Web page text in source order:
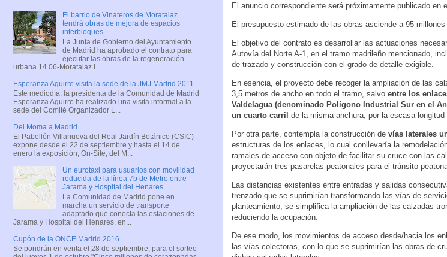
El anuncio correspondiente será próximamente publicado en
El presupuesto estimado de las obras asciende a 95 millones
El objetivo del contrato es desarrollar las actuaciones
Autovía del Norte A-1, en el tramo madrileño mencionado,
de trazado y construcción con el grado de detalle exigible.
En esencia, el proyecto debe recoger la ampliación de las
3,5 metros de ancho en todo el tramo, salvo entre los
Valdelagua (denominado Polígono Industrial Sur en el
un cuarto carril de la misma anchura, por la escasa longitud
Por otra parte, contempla la construcción de vías laterales
estructuras de los enlaces, lo cual conllevaría la
ramales de acceso con objeto de facilitar su cruce con las
proyectarán tres pasarelas peatonales para el tránsito
Las distancias existentes entre entradas y salidas
trenzado que se suprimirían transformando las vías de
planteamiento, se simplifica la ampliación de las calzadas
reduciendo la ocupación.
De ese modo, los movimientos de acceso desde/hacia los
las vías colectoras, con lo que se suprimirían las obras de
El barrio de Vinateros de Moratalaz
tendrá obras de mejora de espacios
interbloques
La Junta de Gobierno del Ayuntamiento
de Madrid ha aprobado el contrato para
ejecutar las obras de la regeneración
urbana 14.06-Moratalaz I...
Esperanza Aguirre visita la sede de la JMJ Madrid 2011
Este mediodía, la presidenta de la Comunidad de Madrid
Esperanza Aguirre ha realizado una visita informal a la
sede del Comité Organizador L...
Del Moma a Madrid
El Pabellón Villanueva del Real Jardín Botánico (CSIC)
expone desde el 22 de septiembre y hasta el 14 de
enero la exposición, On-Site, del M...
Un eurotaxi para usuarios con movilidad
reducida de la línea 7b de Metro entre
Jarama y Hospital del Henares
La Comunidad de Madrid pone en
marcha un servicio de transporte
adaptado que conecta las estaciones de
Jarama y Hospital del Henares, en...
Cupón de la ONCE Madrid 2016
Se pondrán en venta el 28 de septiembre, para el sorteo